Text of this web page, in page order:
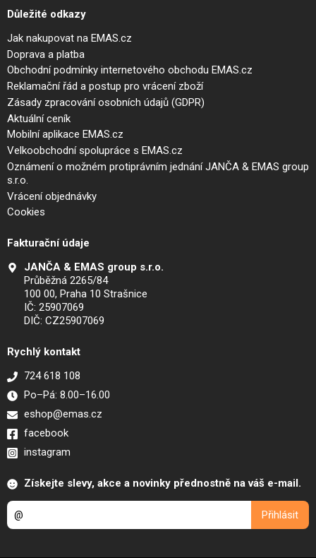
Důležité odkazy
Jak nakupovat na EMAS.cz
Doprava a platba
Obchodní podmínky internetového obchodu EMAS.cz
Reklamační řád a postup pro vrácení zboží
Zásady zpracování osobních údajů (GDPR)
Aktuální ceník
Mobilní aplikace EMAS.cz
Velkoobchodní spolupráce s EMAS.cz
Oznámení o možném protiprávním jednání JANČA & EMAS group
s.r.o.
Vrácení objednávky
Cookies
Fakturační údaje
JANČA & EMAS group s.r.o.
Průběžná 2265/84
100 00, Praha 10 Strašnice
IČ: 25907069
DIČ: CZ25907069
Rychlý kontakt
724 618 108
Po–Pá: 8.00–16.00
eshop@emas.cz
facebook
instagram
Získejte slevy, akce a novinky přednostně na váš e-mail.